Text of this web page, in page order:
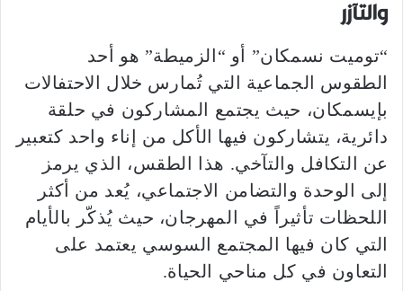
والتآزر
“توميت نسمكان” أو “الزميطة” هو أحد
الطقوس الجماعية التي تُمارس خلال الاحتفالات
بإيسمكان، حيث يجتمع المشاركون في حلقة
دائرية، يتشاركون فيها الأكل من إناء واحد كتعبير
عن التكافل والتآخي. هذا الطقس، الذي يرمز
إلى الوحدة والتضامن الاجتماعي، يُعد من أكثر
اللحظات تأثيراً في المهرجان، حيث يُذكّر بالأيام
التي كان فيها المجتمع السوسي يعتمد على
التعاون في كل مناحي الحياة.